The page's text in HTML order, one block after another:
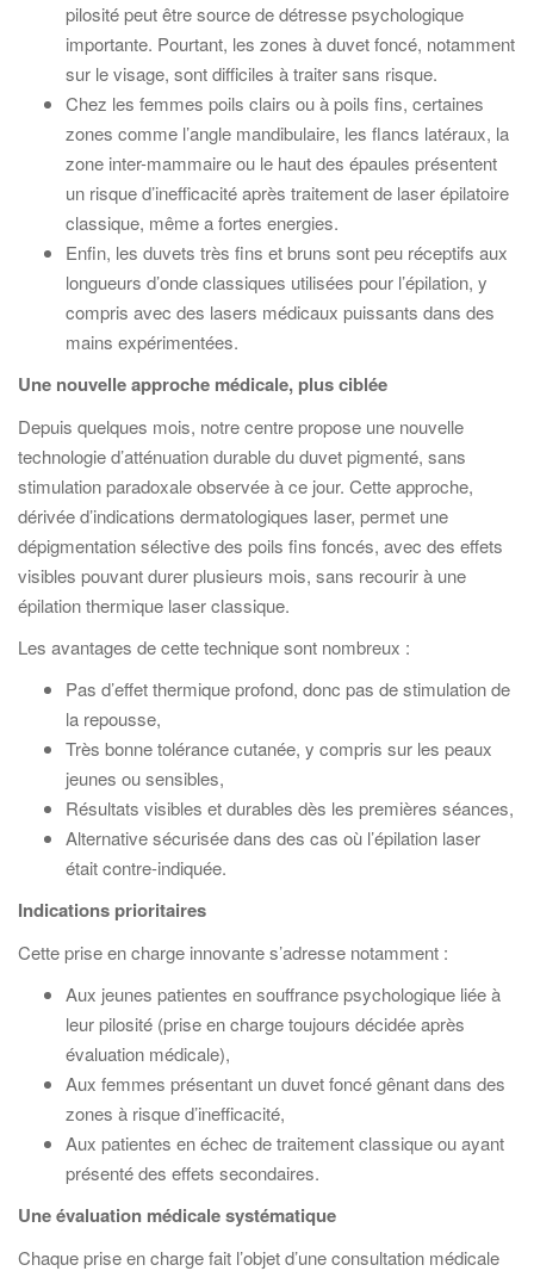
pilosité peut être source de détresse psychologique
importante. Pourtant, les zones à duvet foncé, notamment
sur le visage, sont difficiles à traiter sans risque.
Chez les femmes poils clairs ou à poils fins, certaines
zones comme l’angle mandibulaire, les flancs latéraux, la
zone inter-mammaire ou le haut des épaules présentent
un risque d’inefficacité après traitement de laser épilatoire
classique, même a fortes energies.
Enfin, les duvets très fins et bruns sont peu réceptifs aux
longueurs d’onde classiques utilisées pour l’épilation, y
compris avec des lasers médicaux puissants dans des
mains expérimentées.
Une nouvelle approche médicale, plus ciblée
Depuis quelques mois, notre centre propose une nouvelle
technologie d’atténuation durable du duvet pigmenté, sans
stimulation paradoxale observée à ce jour. Cette approche,
dérivée d’indications dermatologiques laser, permet une
dépigmentation sélective des poils fins foncés, avec des effets
visibles pouvant durer plusieurs mois, sans recourir à une
épilation thermique laser classique.
Les avantages de cette technique sont nombreux :
Pas d’effet thermique profond, donc pas de stimulation de
la repousse,
Très bonne tolérance cutanée, y compris sur les peaux
jeunes ou sensibles,
Résultats visibles et durables dès les premières séances,
Alternative sécurisée dans des cas où l’épilation laser
était contre-indiquée.
Indications prioritaires
Cette prise en charge innovante s’adresse notamment :
Aux jeunes patientes en souffrance psychologique liée à
leur pilosité (prise en charge toujours décidée après
évaluation médicale),
Aux femmes présentant un duvet foncé gênant dans des
zones à risque d’inefficacité,
Aux patientes en échec de traitement classique ou ayant
présenté des effets secondaires.
Une évaluation médicale systématique
Chaque prise en charge fait l’objet d’une consultation médicale